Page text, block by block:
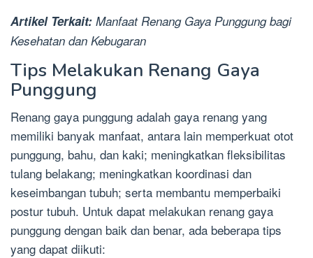
Artikel Terkait: Manfaat Renang Gaya Punggung bagi
Kesehatan dan Kebugaran
Tips Melakukan Renang Gaya
Punggung
Renang gaya punggung adalah gaya renang yang
memiliki banyak manfaat, antara lain memperkuat otot
punggung, bahu, dan kaki; meningkatkan fleksibilitas
tulang belakang; meningkatkan koordinasi dan
keseimbangan tubuh; serta membantu memperbaiki
postur tubuh. Untuk dapat melakukan renang gaya
punggung dengan baik dan benar, ada beberapa tips
yang dapat diikuti: